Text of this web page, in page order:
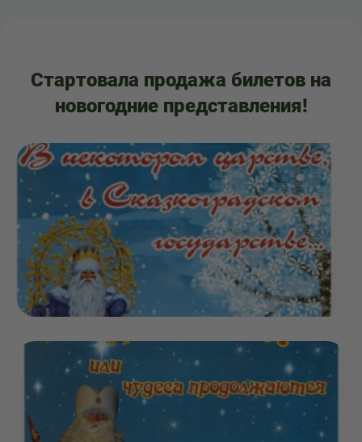
Стартовала продажа билетов на
новогодние представления!